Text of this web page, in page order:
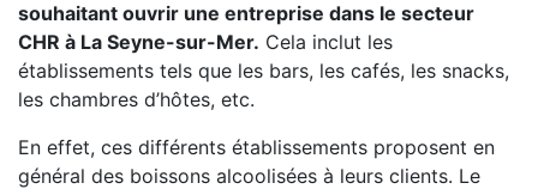
souhaitant ouvrir une entreprise dans le secteur
CHR à La Seyne-sur-Mer. Cela inclut les
établissements tels que les bars, les cafés, les snacks,
les chambres d’hôtes, etc.
En effet, ces différents établissements proposent en
général des boissons alcoolisées à leurs clients. Le